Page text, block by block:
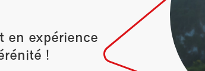
en expérience
!